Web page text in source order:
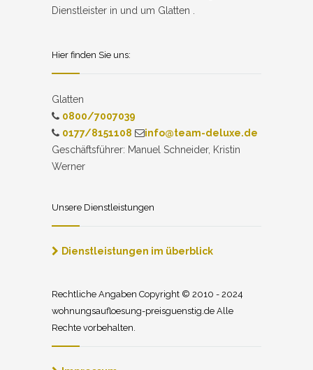
Dienstleister in und um Glatten .
Hier finden Sie uns:
Glatten
0800/7007039
0177/8151108
info@team-deluxe.de
Geschäftsführer: Manuel Schneider, Kristin
Werner
Unsere Dienstleistungen
Dienstleistungen im überblick
Rechtliche Angaben Copyright © 2010 - 2024
wohnungsaufloesung-preisguenstig.de Alle
Rechte vorbehalten.